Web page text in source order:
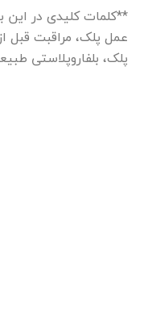
**کلمات کلیدی در این
عمل پلک، مراقبت قبل
پلک، بلفاروپلاستی